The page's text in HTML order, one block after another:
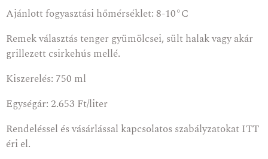
Ajánlott fogyasztási hőmérséklet: 8-10°C
Remek választás tenger gyümölcsei, sült halak vagy akár
grillezett csirkehús mellé.
Kiszerelés: 750 ml
Egységár: 2.653 Ft/liter
Rendeléssel és vásárlással kapcsolatos szabályzatokatITT
éri el.